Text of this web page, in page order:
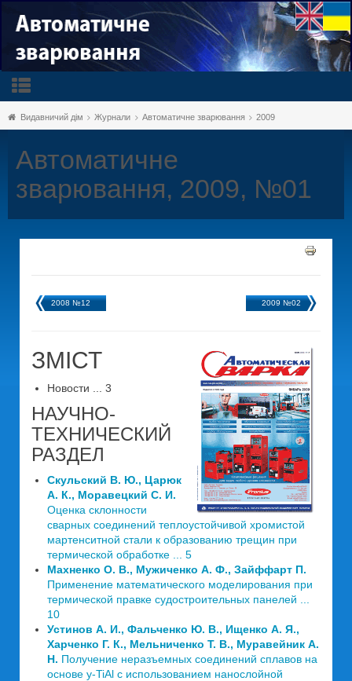
Видавничий дім Журнали Автоматичне зварювання 2009
Автоматичне
зварювання, 2009, №01
2008 №12 2009 №02
ЗМІСТ
Новости ... 3
НАУЧНО-
ТЕХНИЧЕСКИЙ
РАЗДЕЛ
Скульский В. Ю., Царюк
А. К., Моравецкий С. И.
Оценка склонности
сварных соединений теплоустойчивой хромистой
мартенситной стали к образованию трещин при
термической обработке ... 5
Махненко О. В., Мужиченко А. Ф., Зайффарт П.
Применение математического моделирования при
термической правке судостроительных панелей ...
10
Устинов А. И., Фальченко Ю. В., Ищенко А. Я.,
Харченко Г. К., Мельниченко Т. В., Муравейник А.
Н. Получение неразъемных соединений сплавов на
основе y-TiAl с использованием нанослойной